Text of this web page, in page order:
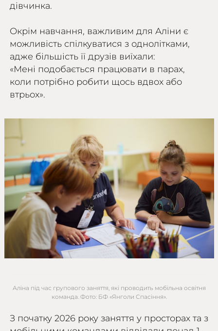
дівчинка.
Окрім навчання, важливим для Аліни є
можливість спілкуватися з однолітками,
адже більшість її друзів виїхали:
«Мені подобається працювати в парах,
коли потрібно робити щось вдвох або
втрьох».
Аліна під час групового заняття, які проводить мобільна освітня
команда. Фото: БФ «Янголи Спасіння».
З початку 2026 року заняття у просторах та з